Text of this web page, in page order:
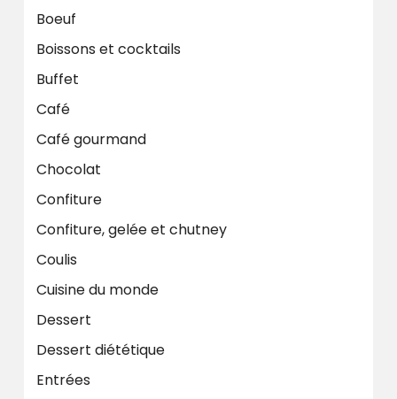
Boeuf
Boissons et cocktails
Buffet
Café
Café gourmand
Chocolat
Confiture
Confiture, gelée et chutney
Coulis
Cuisine du monde
Dessert
Dessert diététique
Entrées